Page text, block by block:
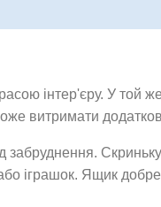
інтер'єру. У той
витримати
іграшок. Ящик